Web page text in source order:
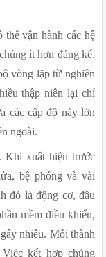
vận hành các hệ
ít hơn đáng kể.
vòng lặp từ nghiên
thập niên lại chỉ
các cấp độ này lớn
ngoài.
Khi xuất hiện trước
bệ phóng và vài
đó là động cơ, đầu
mềm điều khiển,
nhiễu. Mỗi thành
kết hợp chúng